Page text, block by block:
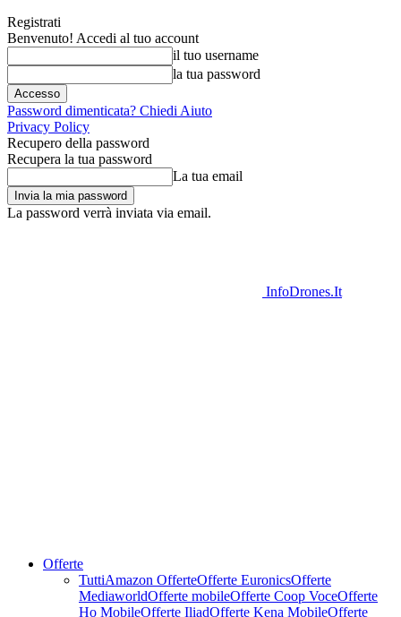
Registrati
Benvenuto! Accedi al tuo account
il tuo username
la tua password
Password dimenticata? Chiedi Aiuto
Privacy Policy
Recupero della password
Recupera la tua password
La tua email
La password verrà inviata via email.
InfoDrones.It
Offerte
TuttiAmazon OfferteOfferte EuronicsOfferte
MediaworldOfferte mobileOfferte Coop VoceOfferte
Ho MobileOfferte IliadOfferte Kena MobileOfferte